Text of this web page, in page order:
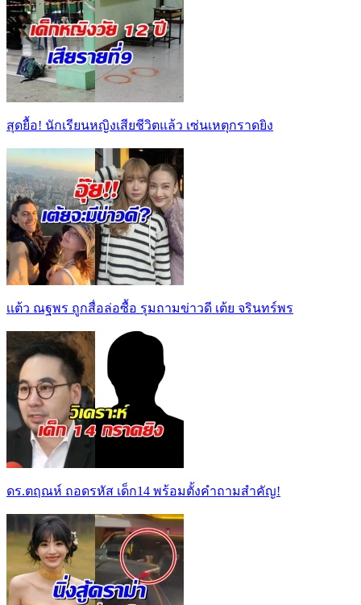
สุดยื้อ! นักเรียนหญิงเสียชีวิตแล้ว เซ่นเหตุกราดยิง
เเต้ว ณฐพร ถูกสื่อล่อซื้อ รุมถามข่าวดี เต้ย จรินทร์พร
ดร.ตฤณห์ ถอดรหัส เด็ก14 พร้อมตั้งคำถามสำคัญ!